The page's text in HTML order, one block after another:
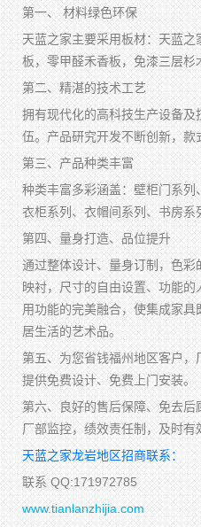
第一、 材料绿色环保
天蓝之家主要采用板材：天蓝
板，零甲醛禾香板，免漆三层
第二、精湛的技术工艺
拥有现代化的高科技生产设备
伍。产品研究开发不断创新，款
第三、产品种类丰富
种类丰富多彩涵盖：壁柜门系
衣柜系列、衣帽间系列、书房
第四、量身打造、品位提升
通过整体设计、量身订制，色
映衬，尺寸的自由设置、功能
用功能的完美融合，使集成家
居生活的艺术品。
第五、为您省钱福州地区客户
提供免费设计、免费上门安装。
第六、良好的售后保障、免去
厂部监控，绩效责任制，及时有
天蓝之家龙岩地区招商联系：
联系 QQ:171972785
www.tianlanzhijia.com